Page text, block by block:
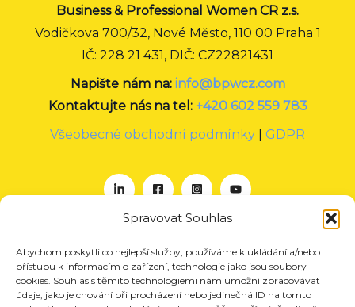
Spravovat Souhlas
Abychom poskytli co nejlepší služby, používáme k ukládání a/nebo
přístupu k informacím o zařízení, technologie jako jsou soubory
cookies. Souhlas s těmito technologiemi nám umožní zpracovávat
údaje, jako je chování při procházení nebo jedinečná ID na tomto
Business & Professional Women CR z.s.
Vodičkova 700/32, Nové Město, 110 00 Praha 1
IČ: 228 21 431, DIČ: CZ22821431
Napište nám na: info@bpwcz.com
Kontaktujte nás na tel: +420 602 559 783
Všeobecné obchodní podmínky
GDPR
O nás
Projekty
Členství